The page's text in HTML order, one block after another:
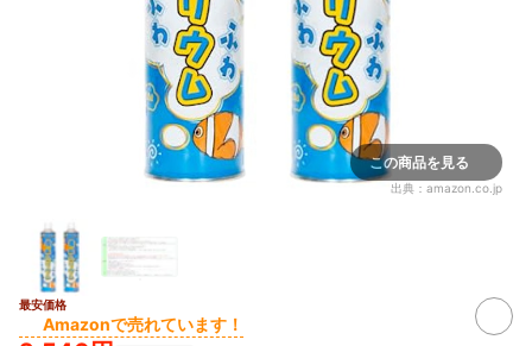
この商品を見る
出典： amazon.co.jp
最安価格
Amazonで売れています！